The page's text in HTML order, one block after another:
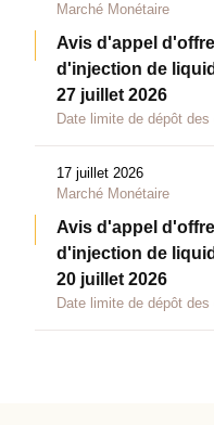
Marché Monétaire
Avis d'appel
d'injection de
27 juillet 2026
Date limite de dépôt
17 juillet 2026
Marché Monétaire
Avis d'appel
d'injection de
20 juillet 2026
Date limite de dépôt